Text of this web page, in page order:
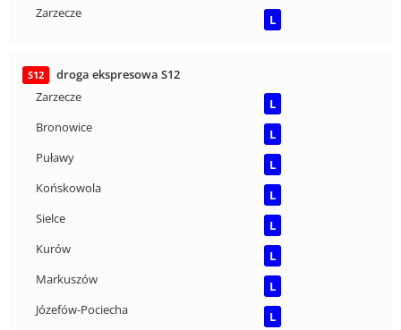
Zarzecze
L
S12
droga ekspresowa S12
Zarzecze
L
Bronowice
L
Puławy
L
Końskowola
L
Sielce
L
Kurów
L
Markuszów
L
Józefów-Pociecha
L